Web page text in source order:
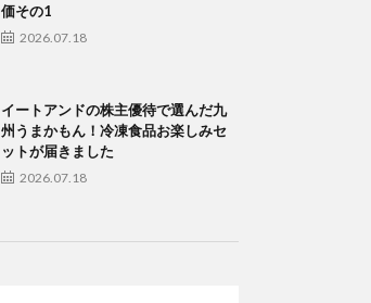
価その1
2026.07.18
イートアンドの株主優待で選んだ九
州うまかもん！冷凍食品お楽しみセ
ットが届きました
2026.07.18